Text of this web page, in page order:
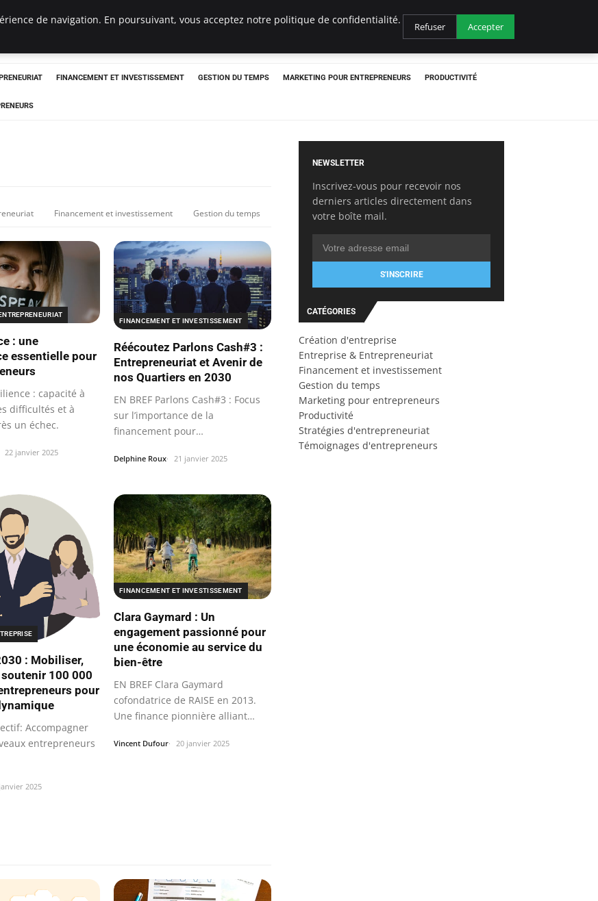
FINANCEMENT ET INVESTISSEMENT GESTION DU TEMPS MARKETING POUR ENTREPRENEURS PRODUCTIVITÉ
Financement et investissement Gestion du temps
: une
essentielle pour
: capacité à
difficultés et à
un échec.
22 janvier 2025
FINANCEMENT ET INVESTISSEMENT
Réécoutez Parlons Cash#3 :
Entrepreneuriat et Avenir de
nos Quartiers en 2030
EN BREF Parlons Cash#3 : Focus
sur l’importance de la
financement pour
Delphine Roux 21 janvier 2025
: Mobiliser,
100 000
pour
Accompagner
entrepreneurs
2025
FINANCEMENT ET INVESTISSEMENT
Clara Gaymard : Un
engagement passionné pour
une économie au service du
bien-être
EN BREF Clara Gaymard
cofondatrice de RAISE en 2013.
Une finance pionnière alliant
Vincent Dufour 20 janvier 2025
NEWSLETTER
Inscrivez-vous pour recevoir nos
derniers articles directement dans
votre boîte mail.
S'INSCRIRE
CATÉGORIES
Création d'entreprise
Entreprise & Entrepreneuriat
Financement et investissement
Gestion du temps
Marketing pour entrepreneurs
Productivité
Stratégies d'entrepreneuriat
Témoignages d'entrepreneurs
de navigation. En poursuivant, vous acceptez notre politique de confidentialité.
Refuser Accepter